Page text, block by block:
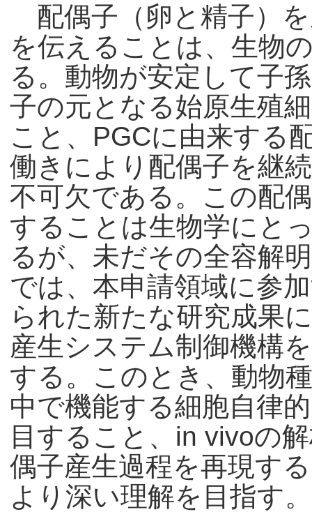
配偶子（卵と精子）
を伝えることは、生物
る。動物が安定して子
子の元となる始原生殖
こと、PGCに由来する
働きにより配偶子を継
不可欠である。この配
することは生物学にと
るが、未だその全容解
では、本申請領域に参
られた新たな研究成果
産生システム制御機構
する。このとき、動物
中で機能する細胞自律
目すること、in vivoの
偶子産生過程を再現す
より深い理解を目指す。